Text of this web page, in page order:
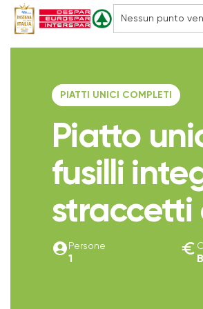
PIATTI UNICI COMPLETI
Piatto
fusilli
straccetti
account_circle Persone
1
euro